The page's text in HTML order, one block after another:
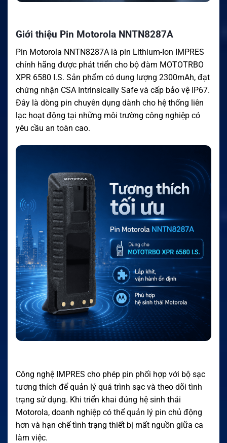
Giới thiệu Pin Motorola NNTN8287A
Pin Motorola NNTN8287A là pin Lithium-Ion IMPRES
chính hãng được phát triển cho bộ đàm MOTOTRBO
XPR 6580 I.S. Sản phẩm có dung lượng 2300mAh, đạt
chứng nhận CSA Intrinsically Safe và cấp bảo vệ IP67.
Đây là dòng pin chuyên dụng dành cho hệ thống liên
lạc hoạt động tại những môi trường công nghiệp có
yêu cầu an toàn cao.
Công nghệ IMPRES cho phép pin phối hợp với bộ sạc
tương thích để quản lý quá trình sạc và theo dõi tình
trạng sử dụng. Khi triển khai đúng hệ sinh thái
Motorola, doanh nghiệp có thể quản lý pin chủ động
hơn và hạn chế tình trạng thiết bị mất nguồn giữa ca
làm việc.